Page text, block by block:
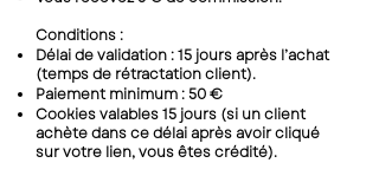
Conditions :
Délai de validation : 15 jours après l’achat
(temps de rétractation client).
Paiement minimum : 50 €
Cookies valables 15 jours (si un client
achète dans ce délai après avoir cliqué
sur votre lien, vous êtes crédité).